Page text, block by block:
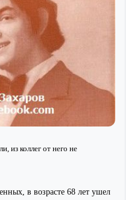
из коллег от него не
в возрасте 68 лет ушел